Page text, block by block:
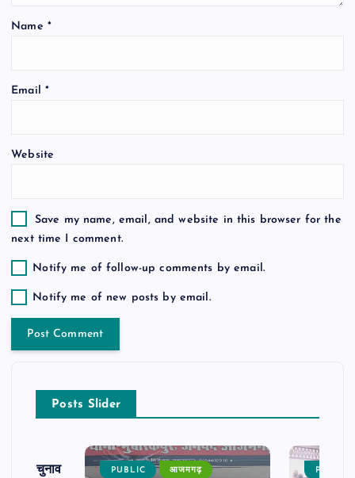
t
o
Name *
Email *
Website
Save my name, email, and website in this browser for the
next time I comment.
Notify me of follow-up comments by email.
Notify me of new posts by email.
Posts Slider
का चुनाव
PUBLIC आजमगढ़ PUBLIC